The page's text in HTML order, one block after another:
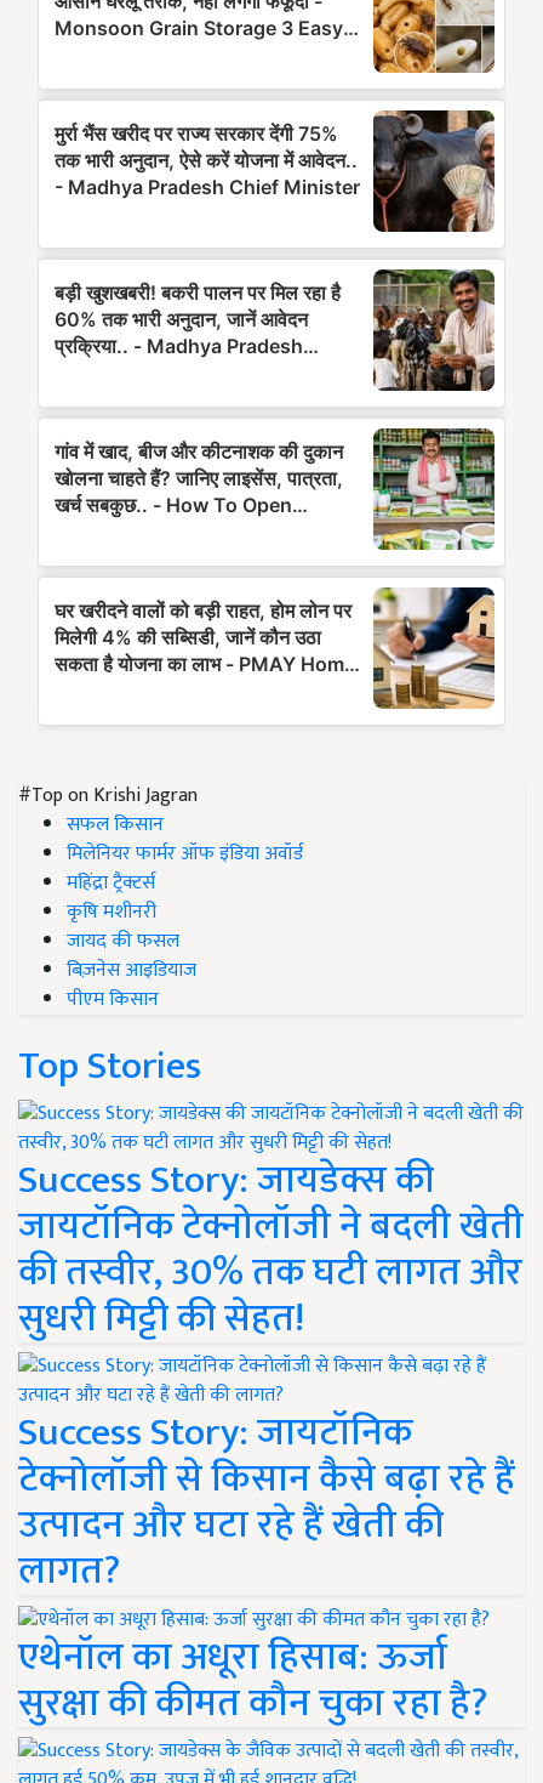
#Top on Krishi Jagran
सफल किसान
मिलेनियर फार्मर ऑफ इंडिया अवॉर्ड
महिंद्रा ट्रैक्टर्स
कृषि मशीनरी
जायद की फसल
बिज़नेस आइडियाज
पीएम किसान
Top Stories
Success Story: जायडेक्स की
जायटॉनिक टेक्नोलॉजी ने बदली खेती
की तस्वीर, 30% तक घटी लागत और
सुधरी मिट्टी की सेहत!
Success Story: जायटॉनिक
टेक्नोलॉजी से किसान कैसे बढ़ा रहे हैं
उत्पादन और घटा रहे हैं खेती की
लागत?
एथेनॉल का अधूरा हिसाब: ऊर्जा
सुरक्षा की कीमत कौन चुका रहा है?